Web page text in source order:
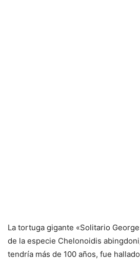
La tortuga gigante «Solitario
de la especie Chelonoidis
tendría más de 100 años, fue